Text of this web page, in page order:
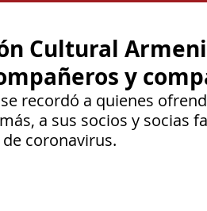
Cultural
y
se recordó a quienes
a sus socios y socias
coronavirus.